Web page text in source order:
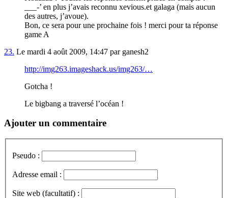
___-’ en plus j’avais reconnu xevious.et galaga (mais aucun
des autres, j’avoue).
Bon, ce sera pour une prochaine fois ! merci pour ta réponse
game A
23. Le mardi 4 août 2009, 14:47 par ganesh2
http://img263.imageshack.us/img263/…
Gotcha !
Le bigbang a traversé l’océan !
Ajouter un commentaire
Pseudo :
Adresse email :
Site web (facultatif) :